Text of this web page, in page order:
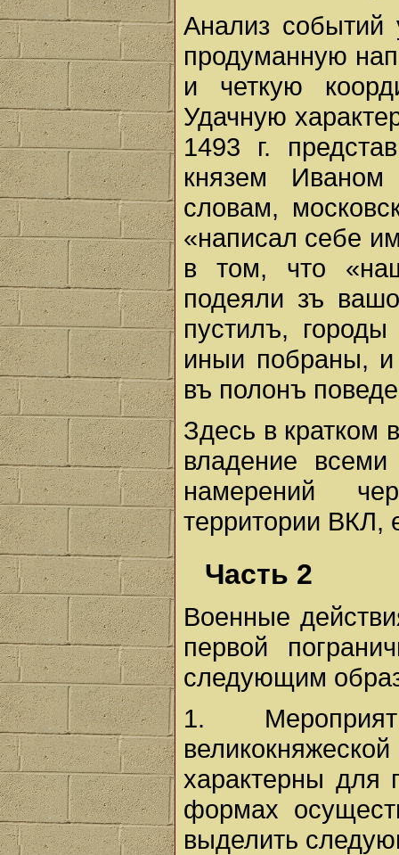
Анализ событий
продуманную
и четкую
Удачную
1493 г.
князем
словам,
«написал себе
в том, что
подеяли зъ
пустилъ,
иныи побраны, и
въ полонъ
Здесь в кратком
владение
намерений
территории ВКЛ,
Часть 2
Военные
первой
следующим
1.
характерны для
формах
выделить